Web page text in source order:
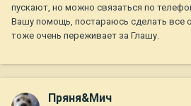
пускают, но можно связаться по
Вашу помощь, постараюсь сделать все
тоже очень переживает за Глашу.
Пряня&Мич